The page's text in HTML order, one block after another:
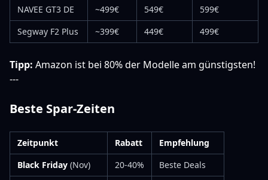
NAVEE GT3 DE
~499€ 549€
599€
Segway F2 Plus
~399€ 449€ 499€
Tipp: Amazon ist bei 80% der Modelle am günstigsten!
---
Beste Spar-Zeiten
Zeitpunkt Rabatt
Empfehlung
Black Friday (Nov) 20-40%
Beste Deals